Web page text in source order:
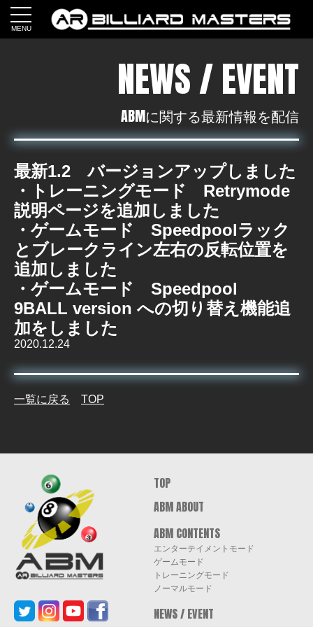
MENU
NEWS / EVENT
ABMに関する最新情報を配信
最新1.2 バージョンアップしました
・トレーニングモード Retrymode
説明ページを追加しました
・ゲームモード Speedpoolラック
とブレークライン左右の反転位置を
追加しました
・ゲームモード Speedpool
9BALL version への切り替え機能追
加をしました
2020.12.24
一覧に戻る TOP
ABM AR
BILLIARD
MASTERS
TOP
ABM ABOUT
ABM CONTENTS
エンターテイメントモード
ゲームモード
トレーニングモード
ノーマルモード
NEWS / EVENT